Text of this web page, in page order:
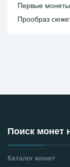
Первые
Прообраз
Поиск монет
Каталог монет